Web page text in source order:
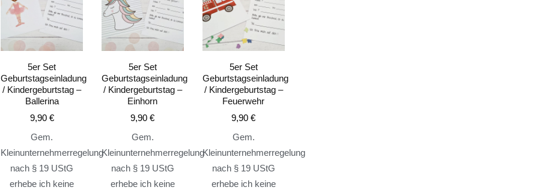
5er Set
Geburtstagseinladung
/ Kindergeburtstag –
Ballerina
9,90 €
Gem.
Kleinunternehmerregelung
nach § 19 UStG
erhebe ich keine
5er Set
Geburtstagseinladung
/ Kindergeburtstag –
Einhorn
9,90€
Gem.
Kleinunternehmerregelung
nach § 19 UStG
erhebe ich keine
5er Set
Geburtstagseinladung
/ Kindergeburtstag –
Feuerwehr
9,90€
Gem.
Kleinunternehmerregelung
nach § 19 UStG
erhebe ich keine